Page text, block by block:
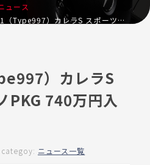
ュース
09y 911（Type997）カレラS スポーツクロノPKG 740万円入庫！12月6日
）カレラS
PKG 740万円入
categoy: ニュース一覧